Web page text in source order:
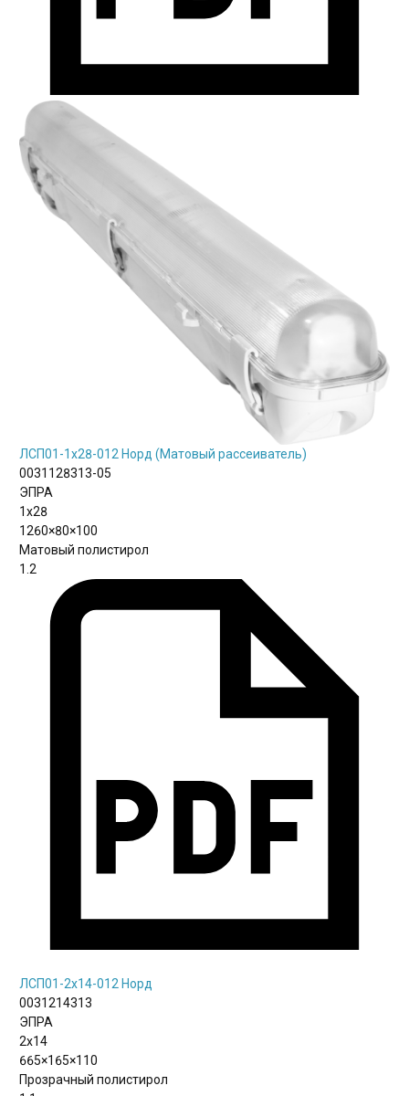
ЛСП01-1х28-012 Норд (Матовый рассеиватель)
0031128313-05
ЭПРА
1х28
1260×80×100
Матовый полистирол
1.2
ЛСП01-2х14-012 Норд
0031214313
ЭПРА
2х14
665×165×110
Прозрачный полистирол